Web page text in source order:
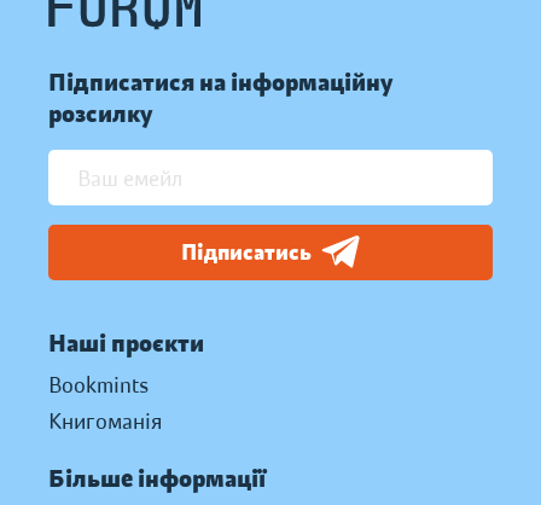
Підписатися на інформаційну
розсилку
Підписатись
Наші проєкти
Bookmints
Книгоманія
Більше інформації